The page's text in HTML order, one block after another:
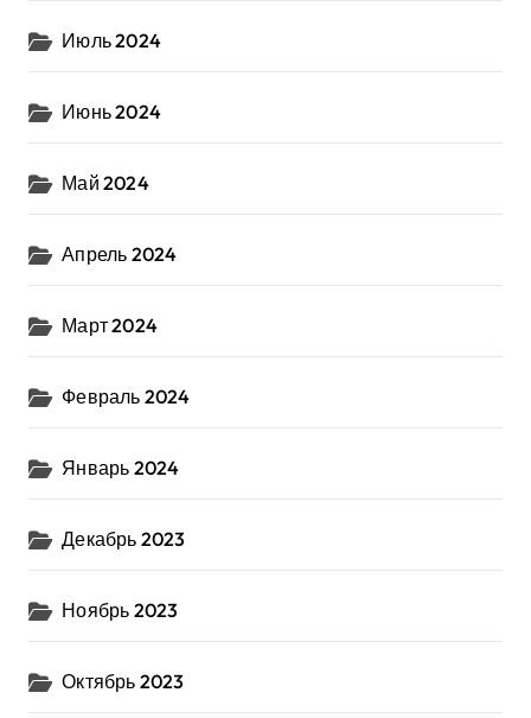
Июль 2024
Июнь 2024
Май 2024
Апрель 2024
Март 2024
Февраль 2024
Январь 2024
Декабрь 2023
Ноябрь 2023
Октябрь 2023